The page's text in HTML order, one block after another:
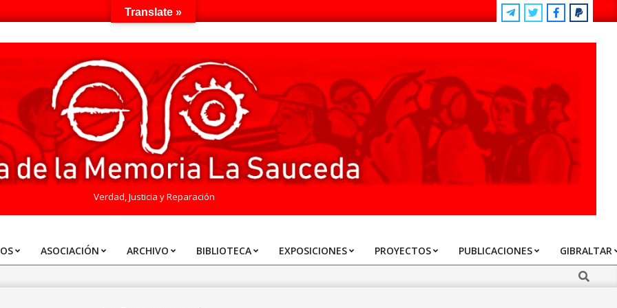
Verdad, Justicia y Reparación
ASOCIACIÓN ARCHIVO BIBLIOTECA EXPOSICIONES PROYECTOS PUBLICACIONES GIBRALTAR
Search
Translate »